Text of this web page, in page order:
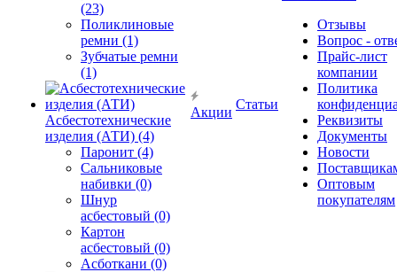
(23)
Поликлиновые
ремни (1)
Зубчатые ремни
(1)
Асбестотехнические
изделия (АТИ) (4)
Паронит (4)
Сальниковые
набивки (0)
Шнур
асбестовый (0)
Картон
асбестовый (0)
Асботкани (0)
Акции
Статьи
Отзывы
Вопрос -
Прайс-лист
компании
Политика
Реквизиты
Документы
Новости
Оптовым
покупателям